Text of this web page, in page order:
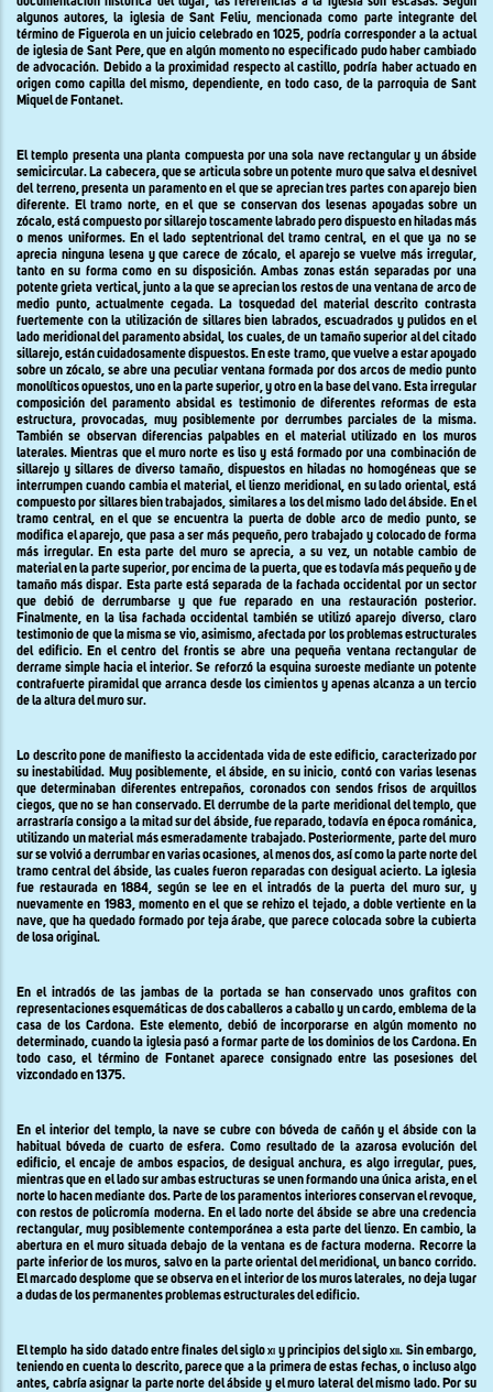
algunos autores, la iglesia de Sant Feliu, mencionada como parte integrante del
término de Figuerola en un juicio celebrado en 1025, podría corresponder a la actual
de iglesia de Sant Pere, que en algún momento no especificado pudo haber cambiado
de advocación. Debido a la proximidad respecto al castillo, podría haber actuado en
origen como capilla del mismo, dependiente, en todo caso, de la parroquia de Sant
Miquel de Fontanet.
El templo presenta una planta compuesta por una sola nave rectangular y un ábside
semicircular. La cabecera, que se articula sobre un potente muro que salva el desnivel
del terreno, presenta un paramento en el que se aprecian tres partes con aparejo bien
diferente. El tramo norte, en el que se conservan dos lesenas apoyadas sobre un
zócalo, está compuesto por sillarejo toscamente labrado pero dispuesto en hiladas más
o menos uniformes. En el lado septentrional del tramo central, en el que ya no se
aprecia ninguna lesena y que carece de zócalo, el aparejo se vuelve más irregular,
tanto en su forma como en su disposición. Ambas zonas están separadas por una
potente grieta vertical, junto a la que se aprecian los restos de una ventana de arco de
medio punto, actualmente cegada. La tosquedad del material descrito contrasta
fuertemente con la utilización de sillares bien labrados, escuadrados y pulidos en el
lado meridional del paramento absidal, los cuales, de un tamaño superior al del citado
sillarejo, están cuidadosamente dispuestos. En este tramo, que vuelve a estar apoyado
sobre un zócalo, se abre una peculiar ventana formada por dos arcos de medio punto
monolíticos opuestos, uno en la parte superior, y otro en la base del vano. Esta irregular
composición del paramento absidal es testimonio de diferentes reformas de esta
estructura, provocadas, muy posiblemente por derrumbes parciales de la misma.
También se observan diferencias palpables en el material utilizado en los muros
laterales. Mientras que el muro norte es liso y está formado por una combinación de
sillarejo y sillares de diverso tamaño, dispuestos en hiladas no homogéneas que se
interrumpen cuando cambia el material, el lienzo meridional, en su lado oriental, está
compuesto por sillares bien trabajados, similares a los del mismo lado del ábside. En el
tramo central, en el que se encuentra la puerta de doble arco de medio punto, se
modifica el aparejo, que pasa a ser más pequeño, pero trabajado y colocado de forma
más irregular. En esta parte del muro se aprecia, a su vez, un notable cambio de
material en la parte superior, por encima de la puerta, que es todavía más pequeño y de
tamaño más dispar. Esta parte está separada de la fachada occidental por un sector
que debió de derrumbarse y que fue reparado en una restauración posterior.
Finalmente, en la lisa fachada occidental también se utilizó aparejo diverso, claro
testimonio de que la misma se vio, asimismo, afectada por los problemas estructurales
del edificio. En el centro del frontis se abre una pequeña ventana rectangular de
derrame simple hacia el interior. Se reforzó la esquina suroeste mediante un potente
contrafuerte piramidal que arranca desde los cimientos y apenas alcanza a un tercio
de la altura del muro sur.
Lo descrito pone de manifiesto la accidentada vida de este edificio, caracterizado por
su inestabilidad. Muy posiblemente, el ábside, en su inicio, contó con varias lesenas
que determinaban diferentes entrepaños, coronados con sendos frisos de arquillos
ciegos, que no se han conservado. El derrumbe de la parte meridional del templo, que
arrastraría consigo a la mitad sur del ábside, fue reparado, todavía en época románica,
utilizando un material más esmeradamente trabajado. Posteriormente, parte del muro
sur se volvió a derrumbar en varias ocasiones, al menos dos, así como la parte norte del
tramo central del ábside, las cuales fueron reparadas con desigual acierto. La iglesia
fue restaurada en 1884, según se lee en el intradós de la puerta del muro sur, y
nuevamente en 1983, momento en el que se rehizo el tejado, a doble vertiente en la
nave, que ha quedado formado por teja árabe, que parece colocada sobre la cubierta
de losa original.
En el intradós de las jambas de la portada se han conservado unos grafitos con
representaciones esquemáticas de dos caballeros a caballo y un cardo, emblema de la
casa de los Cardona. Este elemento, debió de incorporarse en algún momento no
determinado, cuando la iglesia pasó a formar parte de los dominios de los Cardona. En
todo caso, el término de Fontanet aparece consignado entre las posesiones del
vizcondado en 1375.
En el interior del templo, la nave se cubre con bóveda de cañón y el ábside con la
habitual bóveda de cuarto de esfera. Como resultado de la azarosa evolución del
edificio, el encaje de ambos espacios, de desigual anchura, es algo irregular, pues,
mientras que en el lado sur ambas estructuras se unen formando una única arista, en el
norte lo hacen mediante dos. Parte de los paramentos interiores conservan el revoque,
con restos de policromía moderna. En el lado norte del ábside se abre una credencia
rectangular, muy posiblemente contemporánea a esta parte del lienzo. En cambio, la
abertura en el muro situada debajo de la ventana es de factura moderna. Recorre la
parte inferior de los muros, salvo en la parte oriental del meridional, un banco corrido.
El marcado desplome que se observa en el interior de los muros laterales, no deja lugar
a dudas de los permanentes problemas estructurales del edificio.
El templo ha sido datado entre finales del sigloxi y principios del sigloxii. Sin embargo,
teniendo en cuenta lo descrito, parece que a la primera de estas fechas, o incluso algo
antes, cabría asignar la parte norte del ábside y el muro lateral del mismo lado. Por su